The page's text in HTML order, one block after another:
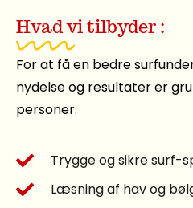
Hvad vi tilbyder :
For at få en bedre
nydelse og resultater er
personer.
Trygge og sikre surf-
Læsning af hav og